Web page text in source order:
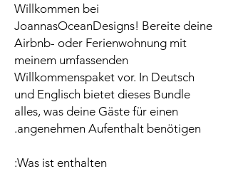
Willkommen bei
JoannasOceanDesigns! Bereite deine
Airbnb- oder Ferienwohnung mit
meinem umfassenden
Willkommenspaket vor. In Deutsch
und Englisch bietet dieses Bundle
alles, was deine Gäste für einen
angenehmen Aufenthalt benötigen.
Was ist enthalten: